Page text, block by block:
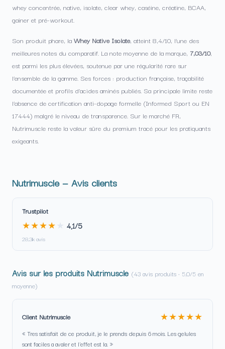
whey concentrée, native, isolate, clear whey, caséine, créatine, BCAA,
gainer et pré-workout.
Son produit phare, la Whey Native Isolate, atteint 8,4/10, l’une des
meilleures notes du comparatif. La note moyenne de la marque, 7,03/10,
est parmi les plus élevées, soutenue par une régularité rare sur
l’ensemble de la gamme. Ses forces : production française, traçabilité
documentée et profils d’acides aminés publiés. Sa principale limite reste
l’absence de certification anti-dopage formelle (Informed Sport ou EN
17444) malgré le niveau de transparence. Sur le marché FR,
Nutrimuscle reste la valeur sûre du premium tracé pour les pratiquants
exigeants.
Nutrimuscle — Avis clients
Trustpilot
★★★★ 4,1/5
28,3k avis
Avis sur les produits Nutrimuscle (43 avis produits · 5,0/5 en
moyenne)
Client Nutrimuscle ★★★★★
« Tres satisfait de ce produit, je le prends depuis 6 mois. Les gelules
sont faciles a avaler et l'effet est la. »